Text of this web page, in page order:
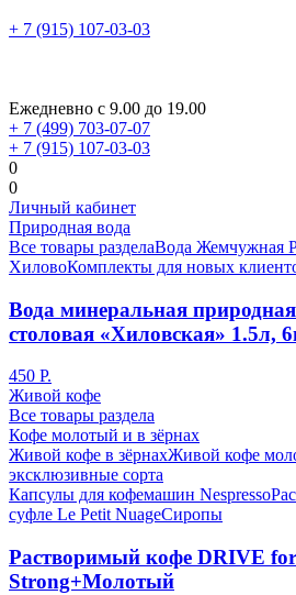
+ 7 (915) 107-03-03
Ежедневно с 9.00 до 19.00
+ 7 (499) 703-07-07
+ 7 (915) 107-03-03
0
0
Личный кабинет
Природная вода
Все товары разделаВода Жемчужная
ХиловоКомплекты для новых
Вода минеральная
столовая «Хиловская» 1.5л,
450 Р.
Живой кофе
Все товары раздела
Кофе молотый и в зёрнах
Живой кофе в зёрнахЖивой кофе
эксклюзивные сорта
Капсулы для кофемашин Nespresso
суфле Le Petit NuageСиропы
Растворимый кофе DRIVE
Strong+Молотый